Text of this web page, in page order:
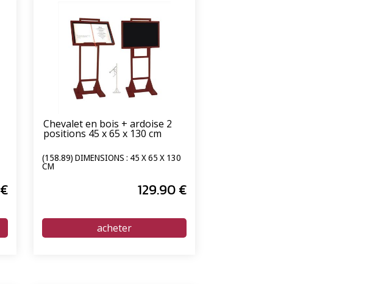
€
Chevalet en bois + ardoise 2
positions 45 x 65 x 130 cm
(158.89) DIMENSIONS : 45 X 65 X 130
CM
129.90€